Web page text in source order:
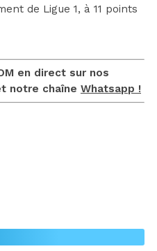
de Ligue 1, à 11 points
en direct sur nos
notre chaîne Whatsapp !